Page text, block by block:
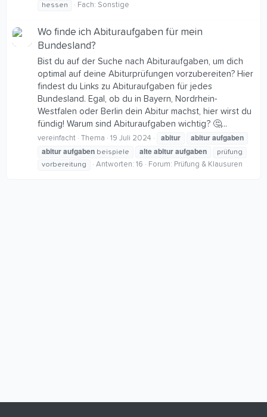
hessen Fach: Sonstige
Wo finde ich Abituraufgaben für mein
Bundesland?
Bist du auf der Suche nach Abituraufgaben, um dich
optimal auf deine Abiturprüfungen vorzubereiten? Hier
findest du Links zu Abituraufgaben für jedes
Bundesland. Egal, ob du in Bayern, Nordrhein-
Westfalen oder Berlin dein Abitur machst, hier wirst du
fündig! Warum sind Abituraufgaben wichtig? 🤔...
vereinfacht Thema 19 Juli 2024 abitur abituraufgaben
abituraufgaben beispiele alteabituraufgaben
prüfung
vorbereitung
Antworten: 16 Forum: Prüfung & Klausuren